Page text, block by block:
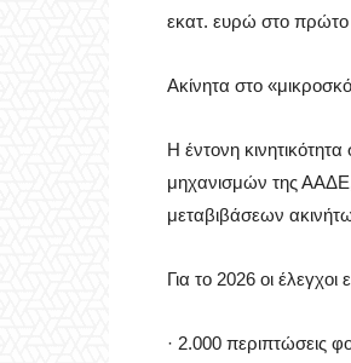
εκατ. ευρώ στο πρώτο
Ακίνητα στο
Η έντονη
μηχανισμών της ΑΑΔΕ,
μεταβιβάσεων
Για το 2026 οι έλεγχοι
· 2.000 περιπτώσεις